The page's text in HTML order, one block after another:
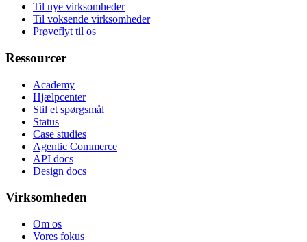
Til nye virksomheder
Til voksende virksomheder
Prøveflyt til os
Ressourcer
Academy
Hjælpcenter
Stil et spørgsmål
Status
Case studies
Agentic Commerce
API docs
Design docs
Virksomheden
Om os
Vores fokus